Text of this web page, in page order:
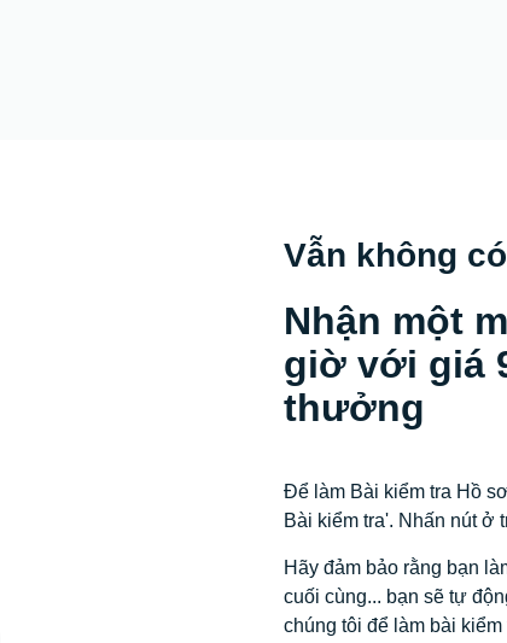
Vẫn không
Nhận một
giờ với giá
thưởng
Để làm Bài kiểm tra Hồ
Bài kiểm tra'. Nhấn nút ở
Hãy đảm bảo rằng bạn
cuối cùng... bạn sẽ tự
chúng tôi để làm bài